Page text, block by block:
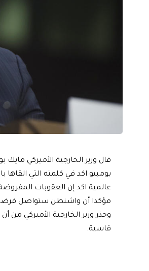
قال وزير الخارجية الأميركي
بومبيو اكد في كلمته التي
عالمية اكد إن العقوبات
مؤكدا أن واشنطن ستواصل
وحذر وزير الخارجية الأميركي
قاسية.